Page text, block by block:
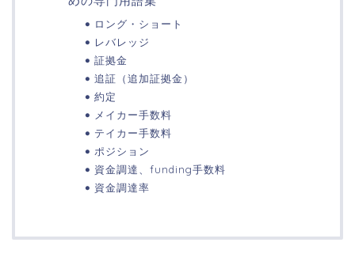
ロング・ショート
レバレッジ
証拠金
追証（追加証拠金）
約定
メイカー手数料
テイカー手数料
ポジション
資金調達、funding手数料
資金調達率